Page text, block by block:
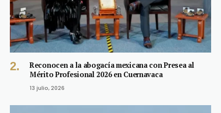
Reconocen a la abogacía mexicana con Presea al
Mérito Profesional 2026 en Cuernavaca
13 julio, 2026